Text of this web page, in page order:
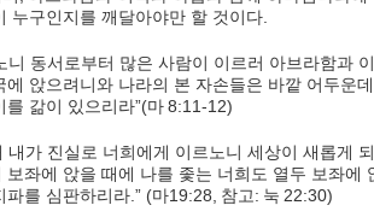
누구인지를 깨달아야만 할 것이다
니 동서로부터 많은 사람이 이르러 아브라함과
에 앉으려니와 나라의 본 자손들은 바깥 어두운
를 갊이 있으리라”(마8:11-12)
내가 진실로 너희에게 이르노니 세상이 새롭게
보좌에 앉을 때에 나를 좇는 너희도 열두 보좌에
파를 심판하리라 .” (마19:28, 참고: 눅 22:30)